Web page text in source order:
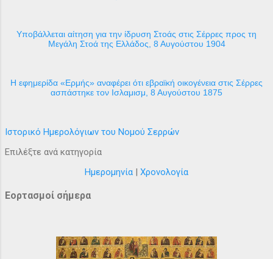
Υποβάλλεται αίτηση για την ίδρυση Στοάς στις Σέρρες προς τη
Μεγάλη Στοά της Ελλάδος, 8 Αυγούστου 1904
H εφημερίδα «Ερμής» αναφέρει ότι εβραϊκή οικογένεια στις Σέρρες
ασπάστηκε τον Ισλαμισμ, 8 Αυγούστου 1875
Ιστορικό Ημερολόγιων του Νομού Σερρών
Επιλέξτε ανά κατηγορία
Ημερομηνία | Χρονολογία
Εορτασμοί σήμερα